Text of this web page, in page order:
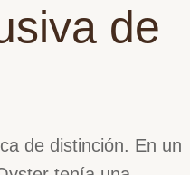
de
de distinción. En un